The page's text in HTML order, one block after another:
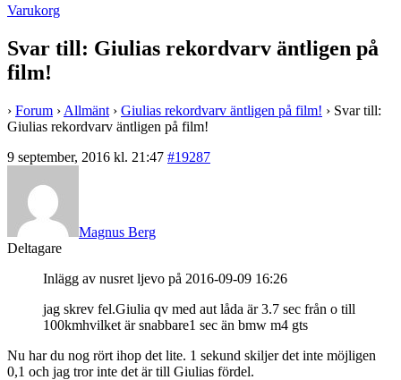
Varukorg
Svar till: Giulias rekordvarv äntligen på
film!
› Forum › Allmänt › Giulias rekordvarv äntligen på film! › Svar till:
Giulias rekordvarv äntligen på film!
9 september, 2016 kl. 21:47 #19287
Magnus Berg
Deltagare
Inlägg av nusret ljevo på 2016-09-09 16:26
jag skrev fel.Giulia qv med aut låda är 3.7 sec från o till
100kmhvilket är snabbare1 sec än bmw m4 gts
Nu har du nog rört ihop det lite. 1 sekund skiljer det inte möjligen
0,1 och jag tror inte det är till Giulias fördel.